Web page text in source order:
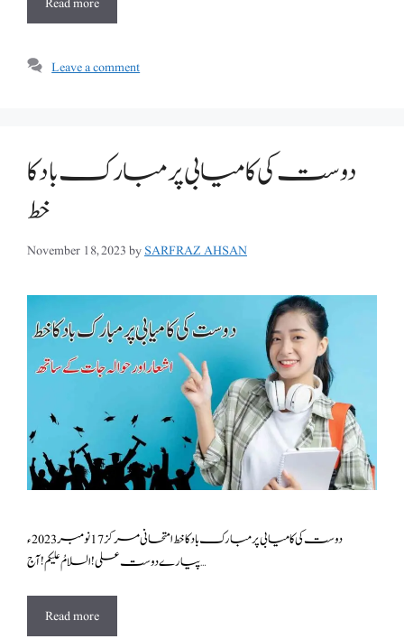
Leave a comment
دوست کی کامیابی پر مبارک باد کا
خط
November 18, 2023bySARFRAZ AHSAN
دوست کی کامیابی پر مبارک باد کا خط امتحانی مرکز 17 نومبر 2023ء
پیارے دوست علی ! السلامُ علیکم! آج …
Read more